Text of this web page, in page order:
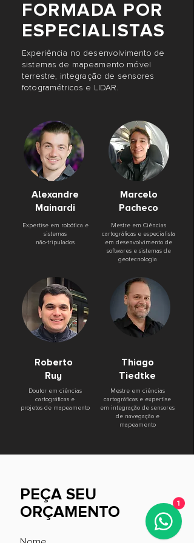
FORMADA POR
ESPECIALISTAS
Experiência no desenvolvimento de
sistemas de mapeamento móvel
terrestre, integração de sensores
fotogramétricos e LIDAR.
Alexandre
Mainardi
Expertise em robótica e
sistemas
não-tripulados
Marcelo
Pacheco
Mestre em Ciências
cartográficas e especialista
em desenvolvimento de
softwares e sistemas de
geotecnologia
Roberto
Ruy
Doutor em ciências
cartográficas e
projetos de mapeamento
Thiago
Tiedtke
Mestre em ciências
cartográficas e expertise
em integração de sensores
de navegação e
mapeamento
PEÇA SEU
ORÇAMENTO
1